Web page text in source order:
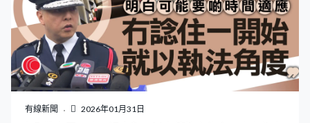
或塞入錫紙，鄧炳強稱屬刑事罪行，對社會有很大負面影
響，形容是挑戰制度和反社會行為，會嚴肅處理。
有線新聞 2026年01月31日